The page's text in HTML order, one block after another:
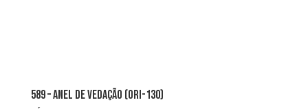
589 – ANEL DE VEDAÇÃO (ORI-130)